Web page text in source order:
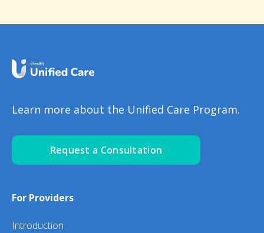
Learn more about the Unified Care Program.
Request a Consultation
For Providers
Introduction